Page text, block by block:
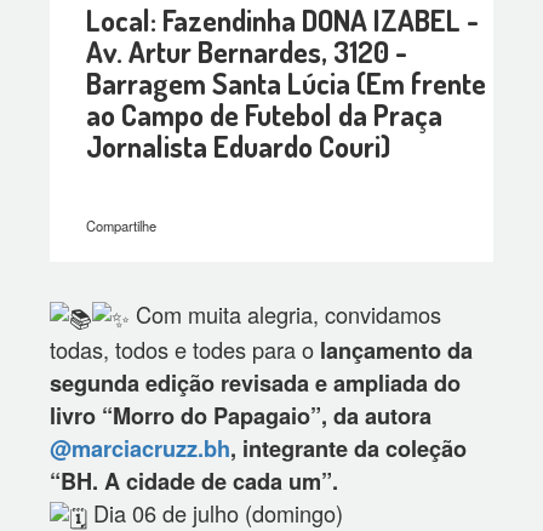
Local: Fazendinha DONA IZABEL -
Av. Artur Bernardes, 3120 -
Barragem Santa Lúcia (Em frente
ao Campo de Futebol da Praça
Jornalista Eduardo Couri)
Compartilhe
Com muita alegria, convidamos
todas, todos e todes para o lançamento da
segunda edição revisada e ampliada do
livro “Morro do Papagaio”, da autora
@marciacruzz.bh, integrante da coleção
“BH. A cidade de cada um”.
Dia 06 de julho (domingo)